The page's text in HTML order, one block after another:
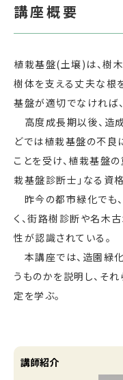
講座概要
植栽基盤(土壌)は、樹
樹体を支える丈夫な根
基盤が適切でなければ
高度成長期以後、造
どでは植栽基盤の不良
ことを受け、植栽基盤
栽基盤診断士」なる資
昨今の都市緑化でも
く、街路樹診断や名木
性が認識されている。
本講座では、造園緑
うものかを説明し、そ
定を学ぶ。
講師紹介